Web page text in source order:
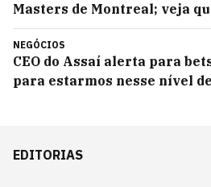
Masters de Montreal; veja
NEGÓCIOS
CEO do Assaí alerta para
para estarmos nesse nível
EDITORIAS